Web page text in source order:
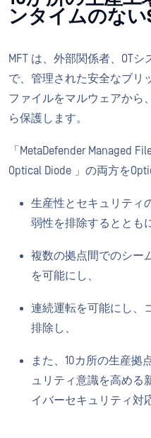
ンタイムのな
MFT は、外部関係者、OT
で、管理された安全なブリ
ファイルをマルウェアから
ら保護します。
「MetaDefender Managed
Optical Diode 」の両方を
生産性とセキュリティ
弱性を排除するととも
複数の拠点間でのシー
を可能にし、
連続運転を可能にし、
排除し、
また、10カ所の生産拠
ュリティ意識を高める
イバーセキュリティ対